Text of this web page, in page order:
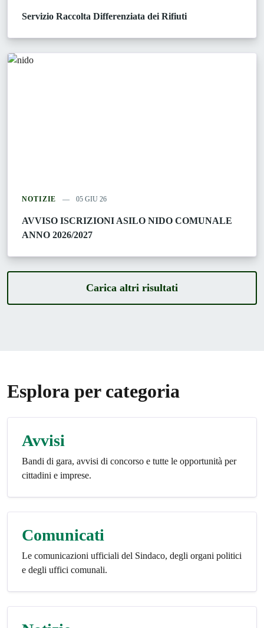
Servizio Raccolta Differenziata dei Rifiuti
NOTIZIE 05 GIU 26
AVVISO ISCRIZIONI ASILO NIDO COMUNALE
ANNO 2026/2027
Carica altri risultati
Esplora per categoria
Avvisi
Bandi di gara, avvisi di concorso e tutte le opportunità per
cittadini e imprese.
Comunicati
Le comunicazioni ufficiali del Sindaco, degli organi politici
e degli uffici comunali.